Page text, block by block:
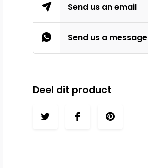
Send us an email
Send us a message
Deel dit product